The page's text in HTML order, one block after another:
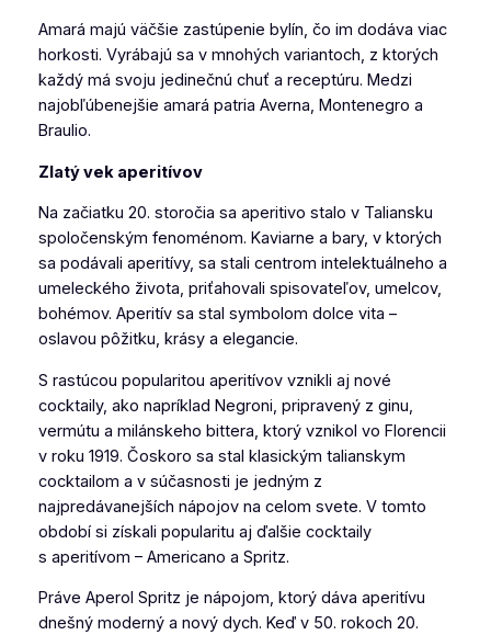
Amará majú väčšie zastúpenie bylín, čo im dodáva viac
horkosti. Vyrábajú sa v mnohých variantoch, z ktorých
každý má svoju jedinečnú chuť a receptúru. Medzi
najobľúbenejšie amará patria Averna, Montenegro a
Braulio.
Zlatý vek aperitívov
Na začiatku 20. storočia sa aperitivo stalo v Taliansku
spoločenským fenoménom. Kaviarne a bary, v ktorých
sa podávali aperitívy, sa stali centrom intelektuálneho a
umeleckého života, priťahovali spisovateľov, umelcov,
bohémov. Aperitív sa stal symbolom dolce vita –
oslavou pôžitku, krásy a elegancie.
S rastúcou popularitou aperitívov vznikli aj nové
cocktaily, ako napríklad Negroni, pripravený z ginu,
vermútu a milánskeho bittera, ktorý vznikol vo Florencii
v roku 1919. Čoskoro sa stal klasickým talianskym
cocktailom a v súčasnosti je jedným z
najpredávanejších nápojov na celom svete. V tomto
období si získali popularitu aj ďalšie cocktaily
s aperitívom – Americano a Spritz.
Práve Aperol Spritz je nápojom, ktorý dáva aperitívu
dnešný moderný a nový dych. Keď v 50. rokoch 20.